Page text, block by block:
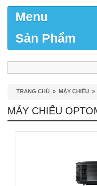
Menu
Sản Phẩm
TRANG CHỦ » MÁY CHIẾU »
MÁY CHIẾU